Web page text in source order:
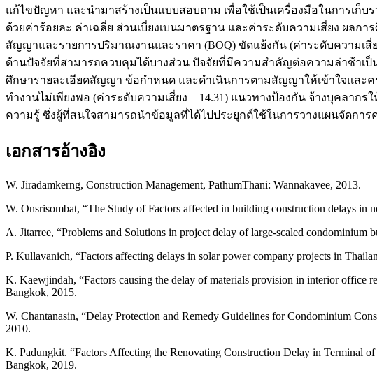
แก้ไขปัญหา และนำมาสร้างเป็นแบบสอบถาม เพื่อใช้เป็นเครื่องมือในการเก็
ด้วยค่าร้อยละ ค่าเฉลี่ย ส่วนเบี่ยงเบนมาตรฐาน และค่าระดับความเสี่ยง ผ
สัญญาและรายการปริมาณงานและราคา (BOQ) ขัดแย้งกัน (ค่าระดับความเ
ด้านปัจจัยที่สามารถควบคุมได้บางส่วน ปัจจัยที่มีความสำคัญต่อความล่าช้าเป็
ศึกษารายละเอียดสัญญา ข้อกำหนด และดำเนินการตามสัญญาให้เข้าใจแล
ทำงานไม่เพียงพอ (ค่าระดับความเสี่ยง = 14.31) แนวทางป้องกัน จ้างบุคลา
ความรู้ ซึ่งผู้ที่สนใจสามารถนำข้อมูลที่ได้ไปประยุกต์ใช้ในการวางแผนจัดกา
เอกสารอ้างอิง
W. Jiradamkerng, Construction Management, PathumThani: Wannakavee, 2013.
W. Onsrisombat, “The Study of Factors affected in building construction delays
A. Jitarree, “Problems and Solutions in project delay of large-scaled
P. Kullavanich, “Factors affecting delays in solar power company projects in
K. Kaewjindah, “Factors causing the delay of materials provision in interior office
Bangkok, 2015.
W. Chantanasin, “Delay Protection and Remedy Guidelines for Condominium
2010.
K. Padungkit. “Factors Affecting the Renovating Construction Delay in Terminal
Bangkok, 2019.